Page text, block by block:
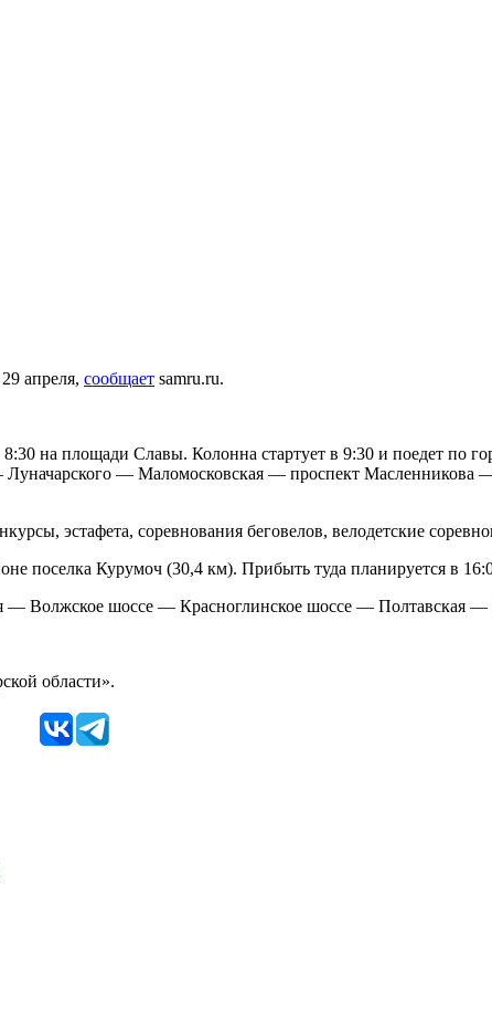
апреля, сообщает samru.ru.
на площади Славы. Колонна стартует в 9:30 и поедет по
— Маломосковская — проспект Масленникова
эстафета, соревнования беговелов, велодетские
поселка Курумоч (30,4 км). Прибыть туда планируется в
Волжское шоссе — Красноглинское шоссе — Полтавская
области».